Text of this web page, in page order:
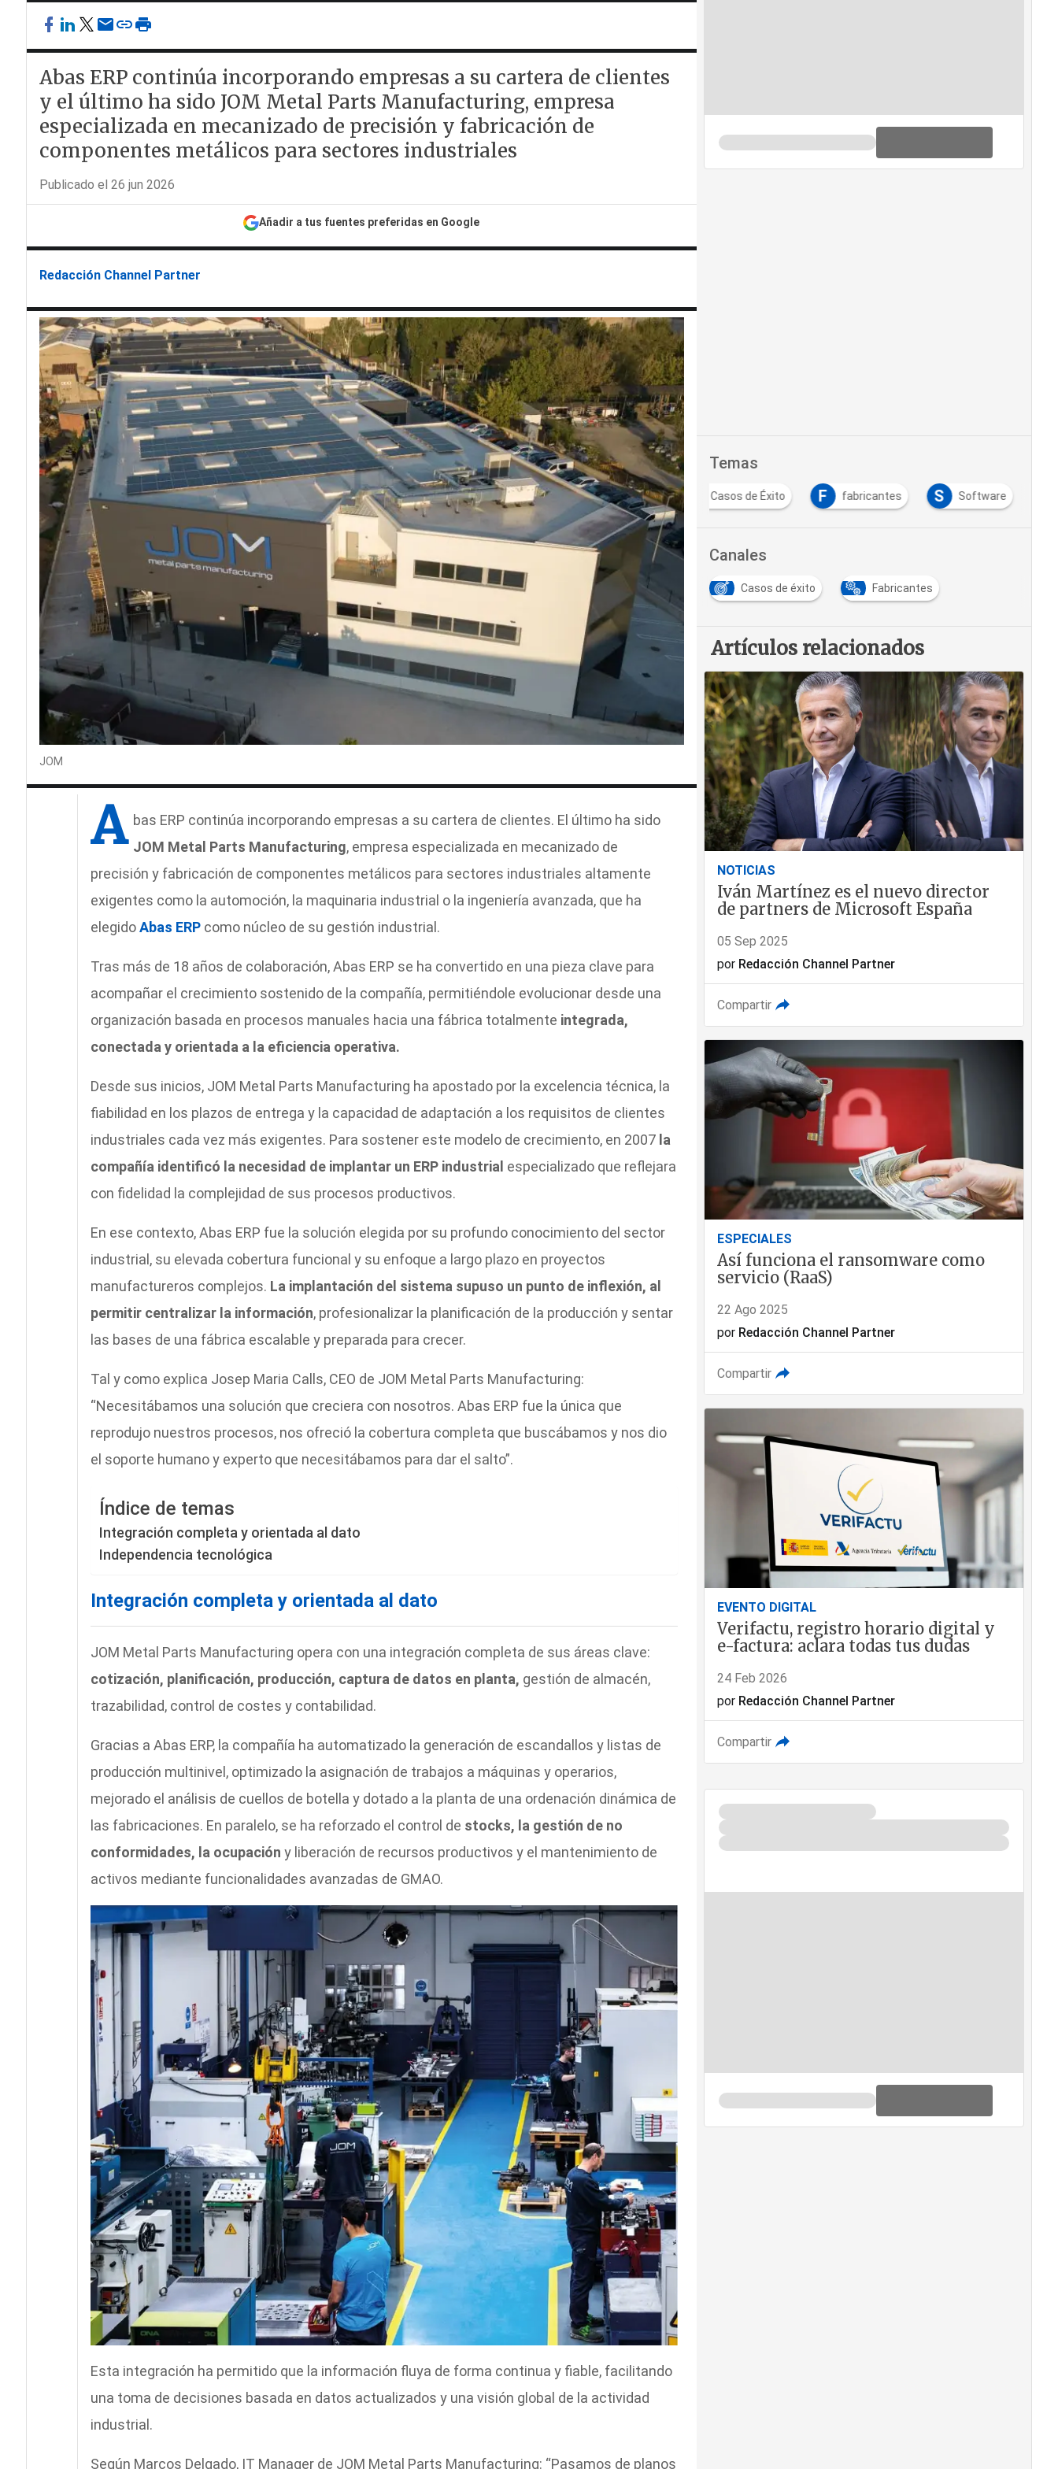
Abas ERP continúa incorporando empresas a su cartera de clientes
y el último ha sido JOM Metal Parts Manufacturing, empresa
especializada en mecanizado de precisión y fabricación de
componentes metálicos para sectores industriales
Publicado el 26 jun 2026
Añadir a tus fuentes preferidas en Google
Redacción Channel Partner
JOM
A bas ERP continúa incorporando empresas a su cartera de clientes. El último ha sido
JOM Metal Parts Manufacturing, empresa especializada en mecanizado de
precisión y fabricación de componentes metálicos para sectores industriales altamente
exigentes como la automoción, la maquinaria industrial o la ingeniería avanzada, que ha
elegidoAbas ERPcomo núcleo de su gestión industrial.
Tras más de 18 años de colaboración, Abas ERP se ha convertido en una pieza clave para
acompañar el crecimiento sostenido de la compañía, permitiéndole evolucionar desde una
organización basada en procesos manuales hacia una fábrica totalmente integrada,
conectada y orientada a la eficiencia operativa.
Desde sus inicios, JOM Metal Parts Manufacturing ha apostado por la excelencia técnica, la
fiabilidad en los plazos de entrega y la capacidad de adaptación a los requisitos de clientes
industriales cada vez más exigentes. Para sostener este modelo de crecimiento, en 2007la
compañía identificó la necesidad de implantar un ERP industrial especializado que reflejara
con fidelidad la complejidad de sus procesos productivos.
En ese contexto, Abas ERP fue la solución elegida por su profundo conocimiento del sector
industrial, su elevada cobertura funcional y su enfoque a largo plazo en proyectos
manufactureros complejos. La implantación del sistema supuso un punto de inflexión, al
permitir centralizar la información, profesionalizar la planificación de la producción y sentar
las bases de una fábrica escalable y preparada para crecer.
Tal y como explica Josep Maria Calls, CEO de JOM Metal Parts Manufacturing:
“Necesitábamos una solución que creciera con nosotros. Abas ERP fue la única que
reprodujo nuestros procesos, nos ofreció la cobertura completa que buscábamos y nos dio
el soporte humano y experto que necesitábamos para dar el salto”.
Índice de temas
Integración completa y orientada al dato
Independencia tecnológica
Integración completa y orientada al dato
JOM Metal Parts Manufacturing opera con una integración completa de sus áreas clave:
cotización, planificación, producción, captura de datos en planta, gestión de almacén,
trazabilidad, control de costes y contabilidad.
Gracias a Abas ERP, la compañía ha automatizado la generación de escandallos y listas de
producción multinivel, optimizado la asignación de trabajos a máquinas y operarios,
mejorado el análisis de cuellos de botella y dotado a la planta de una ordenación dinámica de
las fabricaciones. En paralelo, se ha reforzado el control de stocks, la gestión de no
conformidades, la ocupación y liberación de recursos productivos y el mantenimiento de
activos mediante funcionalidades avanzadas de GMAO.
Esta integración ha permitido que la información fluya de forma continua y fiable, facilitando
una toma de decisiones basada en datos actualizados y una visión global de la actividad
industrial.
Según Marcos Delgado, IT Manager de JOM Metal Parts Manufacturing: “Pasamos de planos
Temas
Casos de Éxito F fabricantes S Software
Canales
Casos de éxito Fabricantes
Artículos relacionados
NOTICIAS
Iván Martínez es el nuevo director
de partners de Microsoft España
05 Sep 2025
por Redacción Channel Partner
Compartir
ESPECIALES
Así funciona el ransomware como
servicio (RaaS)
22 Ago 2025
por Redacción Channel Partner
Compartir
EVENTO DIGITAL
Verifactu, registro horario digital y
e-factura: aclara todas tus dudas
24 Feb 2026
por Redacción Channel Partner
Compartir